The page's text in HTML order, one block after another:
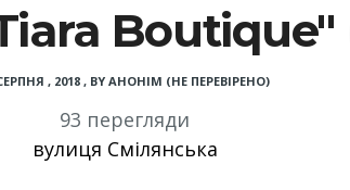
Boutique"
, 2018 , BY АНОНІМ (НЕ ПЕРЕВІРЕНО)
93 перегляди
вулиця Смілянська